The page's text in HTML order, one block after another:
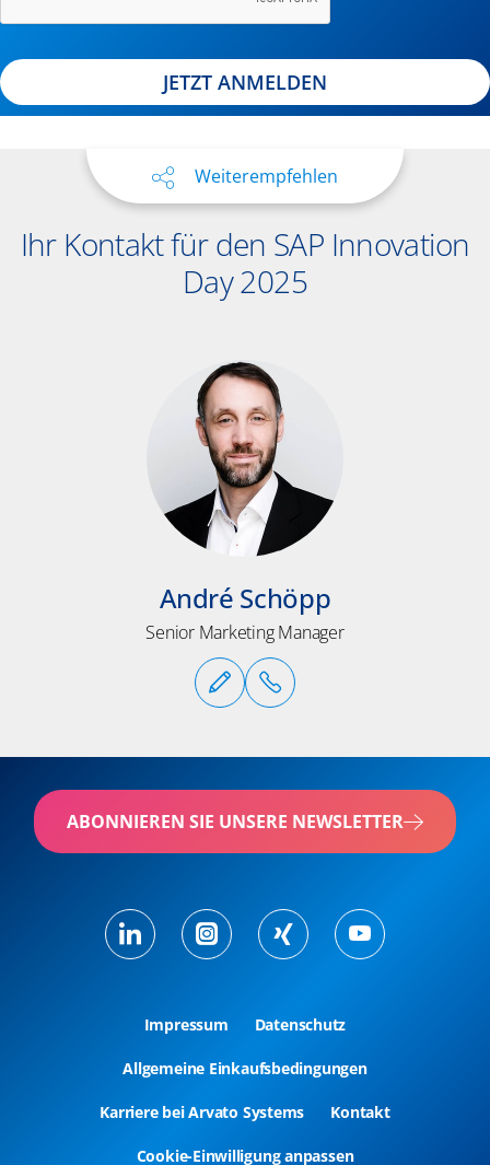
JETZT ANMELDEN
Weiterempfehlen
Ihr Kontakt für den SAP Innovation
Day 2025
André Schöpp
Senior Marketing Manager
ABONNIEREN SIE UNSERE NEWSLETTER
Impressum Datenschutz
Allgemeine Einkaufsbedingungen
Karriere bei Arvato Systems Kontakt
Cookie-Einwilligung anpassen